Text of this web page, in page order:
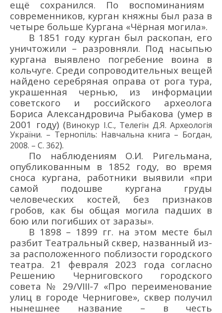
ещё сохранился.
По воспоминаниям
современников, курган княжны был раза в
четыре больше Кургана «Чёрная могила».
В 1851 году курган был раскопан, его
уничтожили – разровняли. Под насыпью
кургана выявлено погребение воина в
кольчуге. Среди сопроводительных вещей
найдено серебряная оправа от рога тура,
украшенная чернью, из информации
советского и российского археолога
Бориса Александровича Рыбакова (умер в
2001 году) (Винокур І.С., Телегін Д.Я. Археологія
України. – Тернопіль: Навчальна книга – Богдан,
2008. – С. 362).
По наблюдениям О.И. Ригельмана,
опубликованным в 1852 году, во время
сноса кургана, работники выявили «при
самой подошве кургана груды
человеческих костей, без признаков
гробов, как бы общая могила падших в
бою или погибших от заразы».
В 1898 – 1899 гг. на этом месте был
разбит Театральный сквер, названный из-
за расположенного поблизости городского
театра. 21 февраля 2023 года согласно
Решению Черниговского городского
совета № 29/VIII-7 «Про переименование
улиц в городе Чернигове», сквер получил
нынешнее название – в
честь